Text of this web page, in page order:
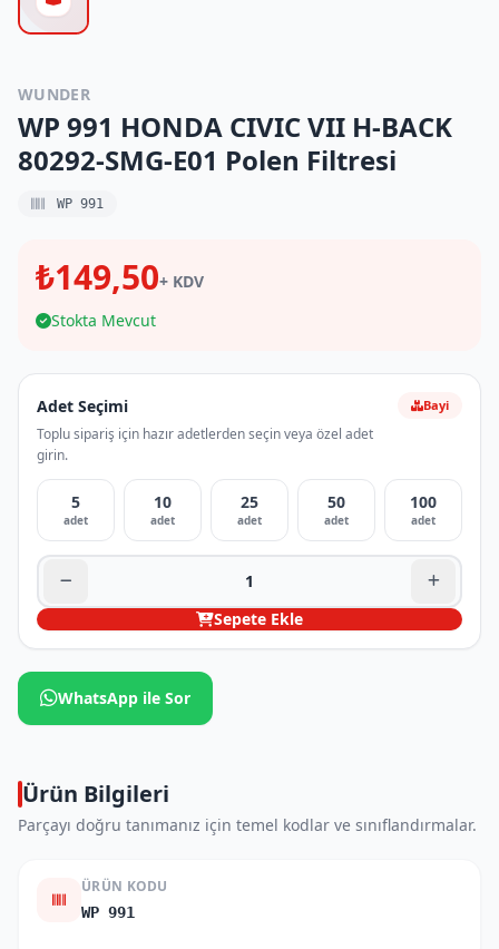
WUNDER
WP 991 HONDA CIVIC VII H-BACK
80292-SMG-E01 Polen Filtresi
WP 991
₺149,50+ KDV
Stokta Mevcut
Adet Seçimi
Toplu sipariş için hazır adetlerden seçin veya özel adet
girin.
Bayi
5
adet
10
adet
25
adet
50
adet
100
adet
Sepete Ekle
WhatsApp ile Sor
Ürün Bilgileri
Parçayı doğru tanımanız için temel kodlar ve sınıflandırmalar.
ÜRÜN KODU
WP 991